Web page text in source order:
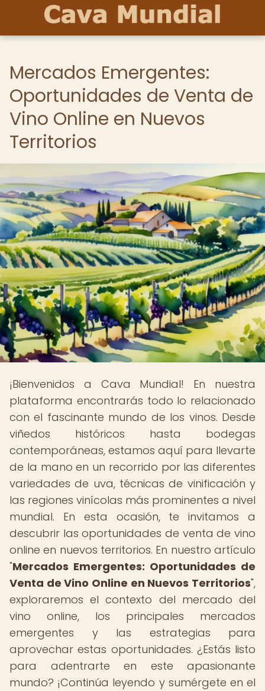
Mercados Emergentes:
Oportunidades de Venta de
Vino Online en Nuevos
Territorios
¡Bienvenidos a Cava Mundial! En nuestra
plataforma encontrarás todo lo relacionado
con el fascinante mundo de los vinos. Desde
viñedos históricos hasta bodegas
contemporáneas, estamos aquí para llevarte
de la mano en un recorrido por las diferentes
variedades de uva, técnicas de vinificación y
las regiones vinícolas más prominentes a nivel
mundial. En esta ocasión, te invitamos a
descubrir las oportunidades de venta de vino
online en nuevos territorios. En nuestro artículo
"Mercados Emergentes: Oportunidades de
Venta de Vino Online en Nuevos Territorios",
exploraremos el contexto del mercado del
vino online, los principales mercados
emergentes y las estrategias para
aprovechar estas oportunidades. ¿Estás listo
para adentrarte en este apasionante
mundo? ¡Continúa leyendo y sumérgete en el